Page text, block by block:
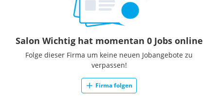
Salon Wichtig hat momentan 0 Jobs online
Folge dieser Firma um keine neuen Jobangebote zu
verpassen!
Firma folgen